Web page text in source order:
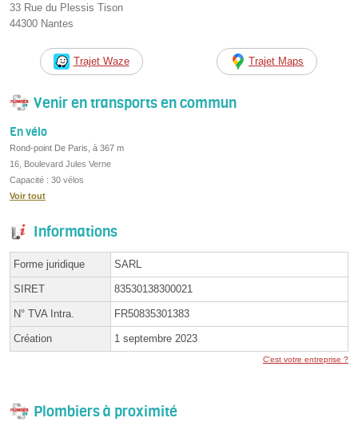
33 Rue du Plessis Tison
44300 Nantes
Trajet Waze Trajet Maps
Venir en transports en commun
En vélo
Rond-point De Paris, à 367 m
16, Boulevard Jules Verne
Capacité : 30 vélos
Voir tout
Informations
Forme juridique SARL
SIRET 83530138300021
N° TVA Intra. FR50835301383
Création 1 septembre 2023
C'est votre entreprise ?
Plombiers à proximité